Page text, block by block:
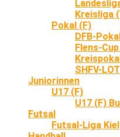
Kreisliga
Pokal (F)
DFB-
Flens-
SHFV-
Juniorinnen
U17 (F)
U17 (F)
Futsal
Futsal-Liga Kiel